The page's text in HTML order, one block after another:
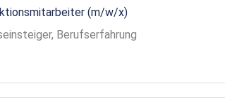
(m/w/x)
Berufserfahrung